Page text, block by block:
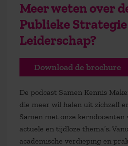
Meer weten over
Publieke
Leiderschap?
Download de brochure
De podcast Samen Kennis
die meer wil halen uit zichzelf
Samen met onze kerndocenten
actuele en tijdloze thema’s.
academische verdieping en